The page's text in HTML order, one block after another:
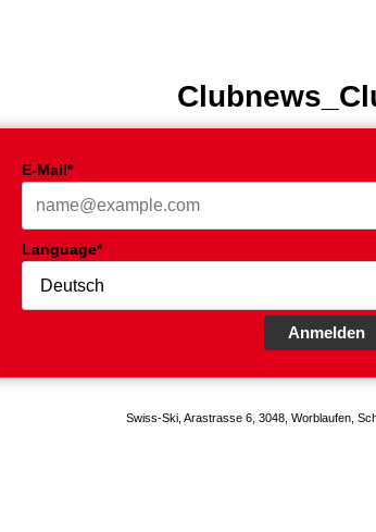
E-Mail*
Language*
Anmelden
Swiss-Ski, Arastrasse 6, 3048, Worblaufen,